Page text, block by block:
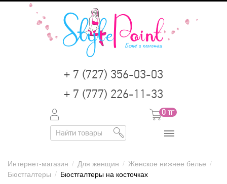
+ 7 (727) 356-03-03
+ 7 (777) 226-11-33
0 тг
Интернет-магазин / Для женщин / Женское нижнее белье /
Бюстгалтеры / Бюстгалтеры на косточках